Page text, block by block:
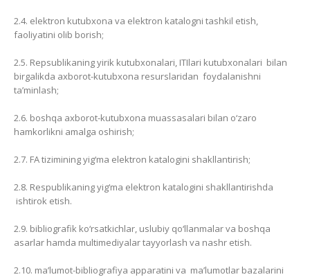
2.4. elektron kutubxona va elektron katalogni tashkil etish,
faoliyatini olib borish;
2.5. Repsublikaning yirik kutubxonalari, ITIlari kutubxonalari bilan
birgalikda axborot-kutubxona resurslaridan foydalanishni
ta’minlash;
2.6. boshqa axborot-kutubxona muassasalari bilan o‘zaro
hamkorlikni amalga oshirish;
2.7. FA tizimining yig‘ma elektron katalogini shakllantirish;
2.8. Respublikaning yig‘ma elektron katalogini shakllantirishda
ishtirok etish.
2.9. bibliografik ko‘rsatkichlar, uslubiy qo‘llanmalar va boshqa
asarlar hamda multimediyalar tayyorlash va nashr etish.
2.10. ma’lumot-bibliografiya apparatini va ma’lumotlar bazalarini